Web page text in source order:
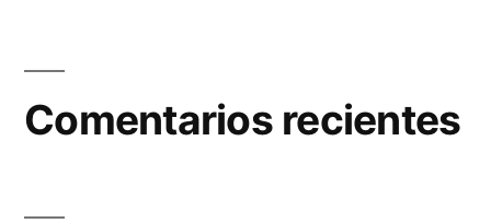
Comentarios recientes